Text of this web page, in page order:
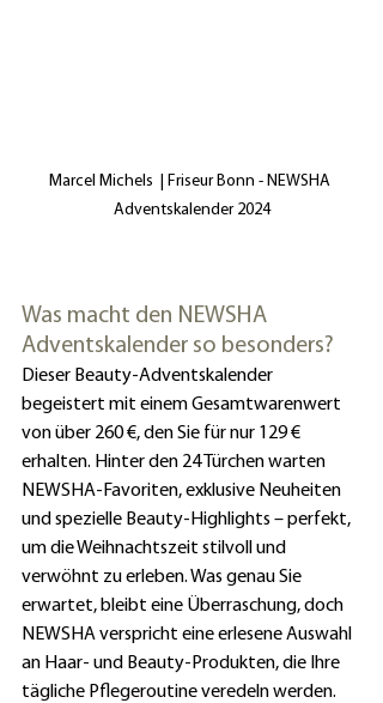
Marcel Michels  | Friseur Bonn - NEWSHA
Adventskalender 2024
Was macht den NEWSHA
Adventskalender so besonders?
Dieser Beauty-Adventskalender
begeistert mit einem Gesamtwarenwert
von über 260 €, den Sie für nur 129 €
erhalten. Hinter den 24 Türchen warten
NEWSHA-Favoriten, exklusive Neuheiten
und spezielle Beauty-Highlights – perfekt,
um die Weihnachtszeit stilvoll und
verwöhnt zu erleben. Was genau Sie
erwartet, bleibt eine Überraschung, doch
NEWSHA verspricht eine erlesene Auswahl
an Haar- und Beauty-Produkten, die Ihre
tägliche Pflegeroutine veredeln werden.